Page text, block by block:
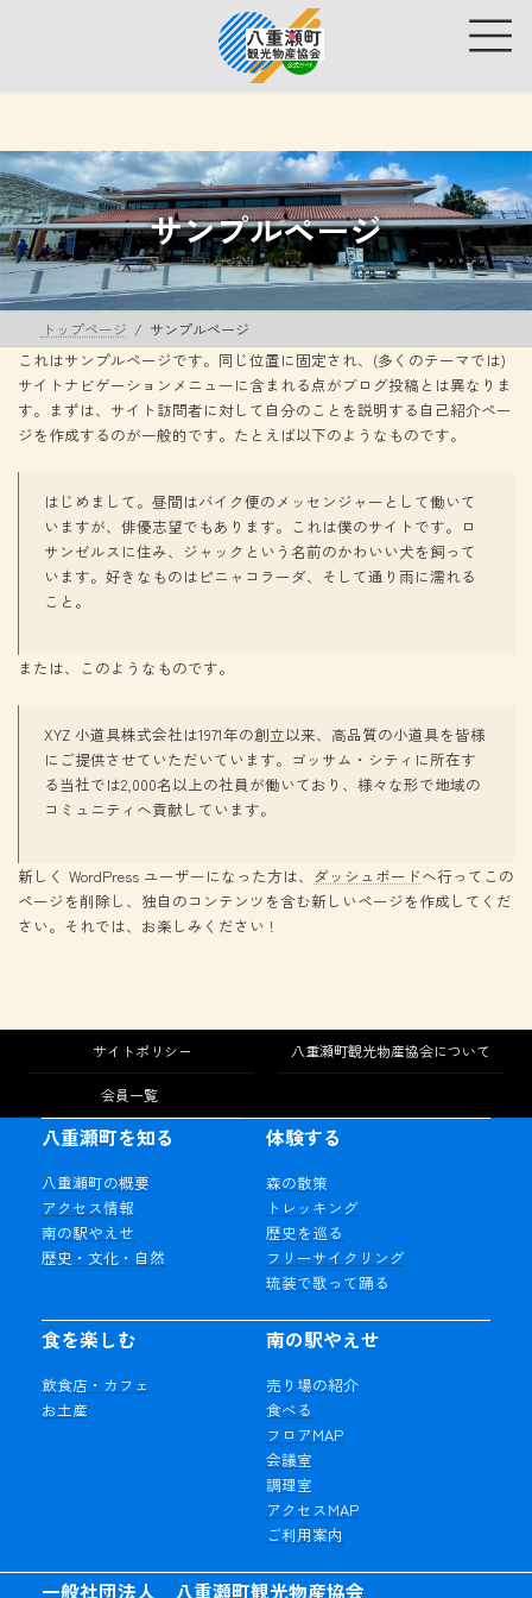
ス
キ
ッ
プ
ン
に
移
動
サンプルページ
トップページ サンプルページ
これはサンプルページです。同じ位置に固定され、(多くのテーマでは)
サイトナビゲーションメニューに含まれる点がブログ投稿とは異なりま
す。まずは、サイト訪問者に対して自分のことを説明する自己紹介ペー
ジを作成するのが一般的です。たとえば以下のようなものです。
はじめまして。昼間はバイク便のメッセンジャーとして働いて
いますが、俳優志望でもあります。これは僕のサイトです。ロ
サンゼルスに住み、ジャックという名前のかわいい犬を飼って
います。好きなものはピニャコラーダ、そして通り雨に濡れる
こと。
または、このようなものです。
XYZ 小道具株式会社は1971年の創立以来、高品質の小道具を皆様
にご提供させていただいています。ゴッサム・シティに所在す
る当社では2,000名以上の社員が働いており、様々な形で地域の
コミュニティへ貢献しています。
新しく WordPress ユーザーになった方は、 ダッシュボードへ行ってこの
ページを削除し、独自のコンテンツを含む新しいページを作成してくだ
さい。それでは、お楽しみください !
サイトポリシー 八重瀬町観光物産協会について
会員一覧
一般社団法人 八重瀬町観光物産協会
八重瀬町を知る
八重瀬町の概要
アクセス情報
南の駅やえせ
歴史・文化・自然
体験する
森の散策
トレッキング
歴史を巡る
フリーサイクリング
琉装で歌って踊る
食を楽しむ
飲食店・カフェ
お土産
南の駅やえせ
売り場の紹介
食べる
フロアMAP
会議室
調理室
アクセスMAP
ご利用案内